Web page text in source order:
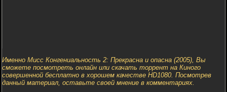
Именно Мисс Конгениальность 2: Прекрасна и опасна (2005), Вы
сможете посмотреть онлайн или скачать торрент на Киного
совершенной бесплатно в хорошем качестве HD1080. Посмотрев
данный материал, оставьте своей мнение в комментариях.